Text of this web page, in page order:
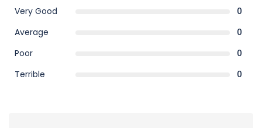
Very Good
0
Average
0
Poor
0
Terrible
0